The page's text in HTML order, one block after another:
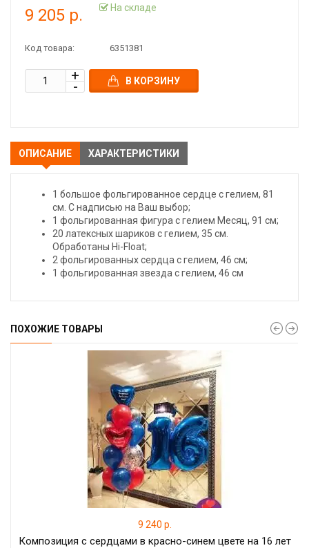
9 205 р. На складе
Код товара: 6351381
В КОРЗИНУ
ОПИСАНИЕ ХАРАКТЕРИСТИКИ
1 большое фольгированное сердце с гелием, 81
см. С надписью на Ваш выбор;
1 фольгированная фигура с гелием Месяц, 91 см;
20 латексных шариков с гелием, 35 см.
Обработаны Hi-Float;
2 фольгированных сердца с гелием, 46 см;
1 фольгированная звезда с гелием, 46 см
ПОХОЖИЕ ТОВАРЫ
9 240 р.
Композиция с сердцами в красно-синем цвете на 16 лет